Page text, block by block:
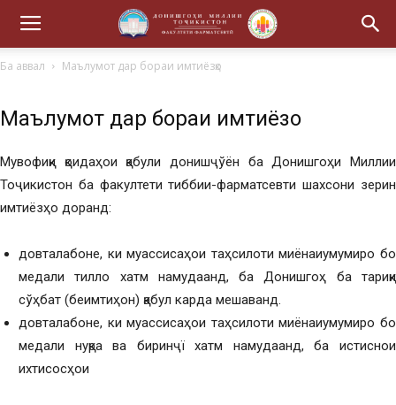
Ба аввал Маълумот дар бораи имтиёзҳо
Маълумот дар бораи имтиёзҳо
Мувофиқи қоидаҳои қабули донишҷўён ба Донишгоҳи Миллии
Тоҷикистон ба факултети тиббии-фарматсевти шахсони зерин
имтиёзҳо доранд:
довталабоне, ки муассисаҳои таҳсилоти миёнаиумумиро бо
медали тилло хатм намудаанд, ба Донишгоҳ ба тариқи
сўҳбат (беимтиҳон) қабул карда мешаванд.
довталабоне, ки муассисаҳои таҳсилоти миёнаиумумиро бо
медали нуқра ва биринҷї хатм намудаанд, ба истиснои
ихтисосҳои